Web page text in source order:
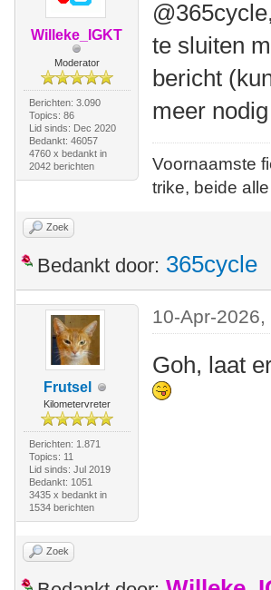
Willeke_IGKT
Moderator
Berichten: 3.090
Topics: 86
Lid sinds: Dec 2020
Bedankt: 46057
4760 x bedankt in
2042 berichten
te sluiten
bericht
meer
Voornaamste
trike, beide
Zoek
Bedankt door: 365cycle
Frutsel
Kilometervreter
Berichten: 1.871
Topics: 11
Lid sinds: Jul 2019
Bedankt: 1051
3435 x bedankt in
1534 berichten
10-Apr-2026,
Goh, laat
Zoek